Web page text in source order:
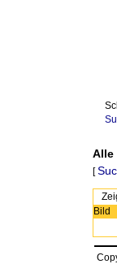
Alle
[
Bild